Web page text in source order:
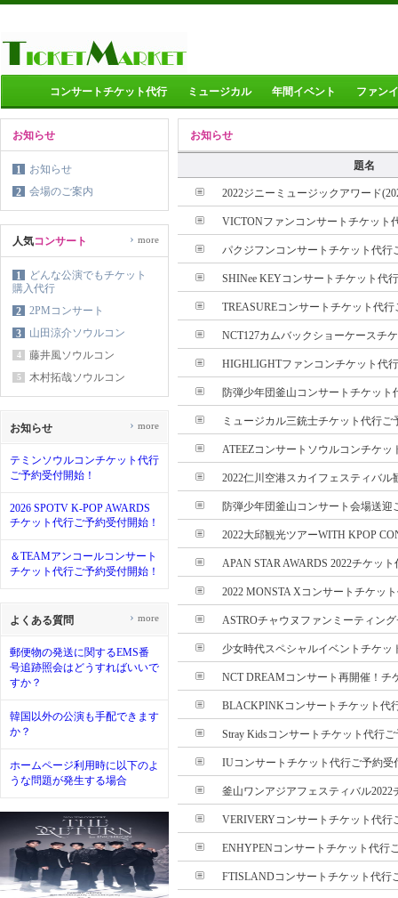
コンサートチケット代行 ミュージカル 年間イベント ファン
お知らせ
1
お知らせ
2
会場のご案内
人気コンサート
1
どんな公演でもチケット
購入代行
2
2PMコンサート
3
山田涼介ソウルコン
4 藤井風ソウルコン
5 木村拓哉ソウルコン
› more
お知らせ
テミンソウルコンチケット代行
ご予約受付開始！
2026 SPOTV K-POP AWARDS
チケット代行ご予約受付開始！
＆TEAMアンコールコンサート
チケット代行ご予約受付開始！
› more
よくある質問
郵便物の発送に関するEMS番
号追跡照会はどうすればいいで
すか？
韓国以外の公演も手配できます
か？
ホームページ利用時に以下のよ
うな問題が発生する場合
› more
お知らせ
題名
2022ジニーミュージックアワード
VICTONファンコンサートチケット
パクジフンコンサートチケット代行
SHINee KEYコンサートチケット代
TREASUREコンサートチケット代
NCT127カムバックショーケースチ
HIGHLIGHTファンコンチケット代
防弾少年団釜山コンサートチケット
ミュージカル三銃士チケット代行ご
ATEEZコンサートソウルコンチケッ
2022仁川空港スカイフェスティバル
防弾少年団釜山コンサート会場送迎
2022大邱観光ツアーWITH KPOP
APAN STAR AWARDS 2022チケッ
2022 MONSTA Xコンサートチケッ
ASTROチャウヌファンミーティン
少女時代スペシャルイベントチケッ
NCT DREAMコンサート再開催！チ
BLACKPINKコンサートチケット代
Stray Kidsコンサートチケット代行
IUコンサートチケット代行ご予約受
釜山ワンアジアフェスティバル2022
VERIVERYコンサートチケット代行
ENHYPENコンサートチケット代行
FTISLANDコンサートチケット代行